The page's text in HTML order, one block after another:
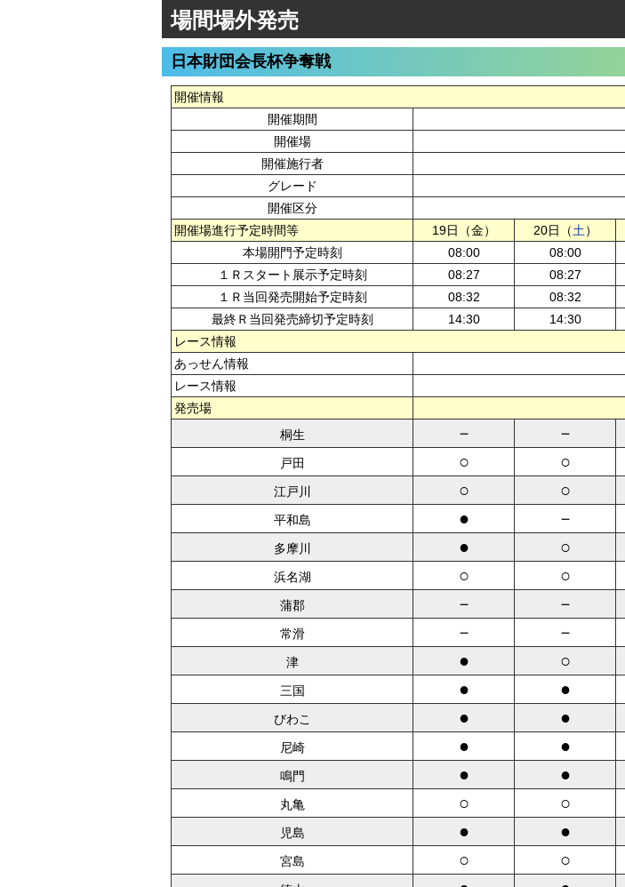
場間場外発売
日本財団会長杯争奪戦
開催情報
開催期間
開催場
開催施行者
グレード
開催区分
開催場進行予定時間等
19日（金） 20日（土）
本場開門予定時刻
08:00 08:00
１Ｒスタート展示予定時刻
08:27 08:27
１Ｒ当回発売開始予定時刻
08:32 08:32
最終Ｒ当回発売締切予定時刻
14:30 14:30
レース情報
あっせん情報
レース情報
発売場
桐生
－ －
戸田 ○ ○
江戸川 ○ ○
平和島 ● －
多摩川 ● ○
浜名湖 ○ ○
蒲郡 － －
常滑 － －
津 ● ○
三国 ● ●
びわこ ● ●
尼崎 ● ●
鳴門 ● ●
丸亀 ○ ○
児島 ● ●
宮島 ○ ○